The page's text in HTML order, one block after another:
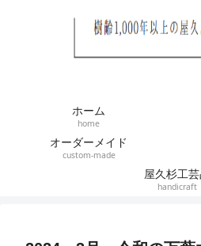
ホーム
home
オーダーメイド
custom-made
屋久杉工芸
handicraft